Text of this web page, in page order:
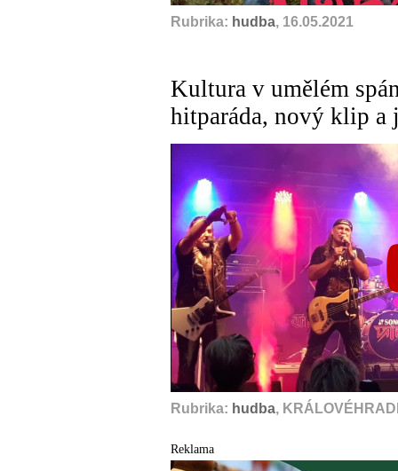
Rubrika: hudba, 16.05.2021
Kultura v umělém
hitparáda, nový klip a
Rubrika: hudba,
Reklama